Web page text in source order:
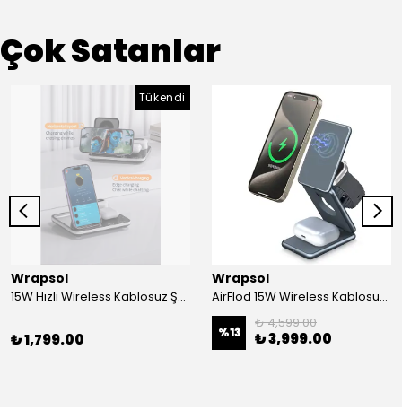
Çok Satanlar
Tükendi
Wrapsol
15W Hızlı Wireless Kablosuz Şarj Standı 4 in 1 Masaüstü İstasyon -iPhone-android-watch-airpods Uyumlu
₺ 1,799.00
Wrapsol
AirFlod 15W Wireless Kablosuz Şarj Standı Alüminyum Katlanabilir 3in1 iPhone-android-watch-airpods
%13
₺ 4,599.00
₺ 3,999.00